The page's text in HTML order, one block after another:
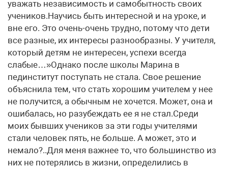
уважать независимость и самобытность своих
учеников.Научись быть интересной и на уроке, и
вне его. Это очень-очень трудно, потому что дети
все разные, их интересы разнообразны. У учителя,
который детям не интересен, успехи всегда
слабые…»Однако после школы Марина в
пединститут поступать не стала. Свое решение
объяснила тем, что стать хорошим учителем у нее
не получится, а обычным не хочется. Может, она и
ошибалась, но разубеждать ее я не стал.Среди
моих бывших учеников за эти годы учителями
стали человек пять, не больше. А может, это и
немало?..Для меня важнее то, что большинство из
них не потерялись в жизни, определились в